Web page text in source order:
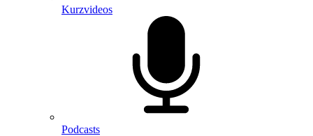
Kurzvideos
Podcasts